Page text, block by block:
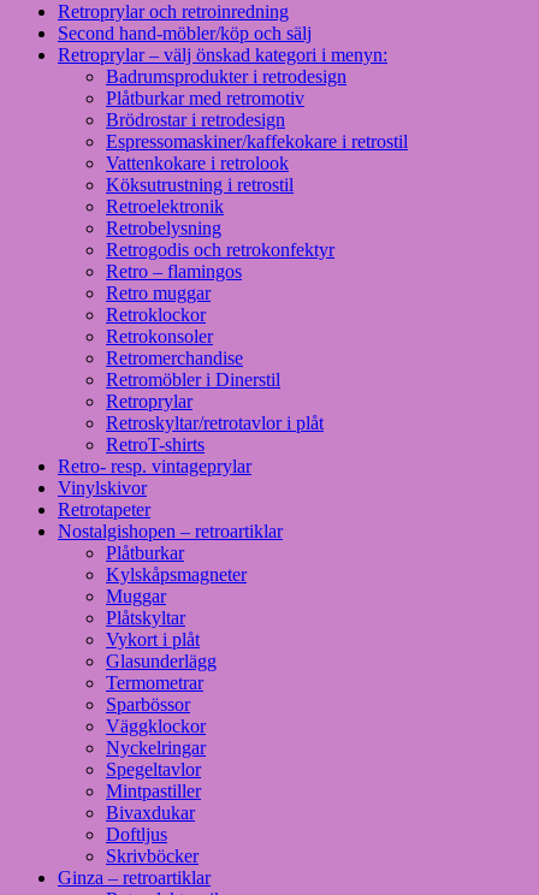
Retroprylar och retroinredning
Second hand-möbler/köp och sälj
Retroprylar – välj önskad kategori i menyn:
Badrumsprodukter i retrodesign
Plåtburkar med retromotiv
Brödrostar i retrodesign
Espressomaskiner/kaffekokare i retrostil
Vattenkokare i retrolook
Köksutrustning i retrostil
Retroelektronik
Retrobelysning
Retrogodis och retrokonfektyr
Retro – flamingos
Retro muggar
Retroklockor
Retrokonsoler
Retromerchandise
Retromöbler i Dinerstil
Retroprylar
Retroskyltar/retrotavlor i plåt
RetroT-shirts
Retro- resp. vintageprylar
Vinylskivor
Retrotapeter
Nostalgishopen – retroartiklar
Plåtburkar
Kylskåpsmagneter
Muggar
Plåtskyltar
Vykort i plåt
Glasunderlägg
Termometrar
Sparbössor
Väggklockor
Nyckelringar
Spegeltavlor
Mintpastiller
Bivaxdukar
Doftljus
Skrivböcker
Ginza – retroartiklar